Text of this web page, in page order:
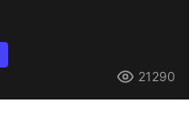
21290